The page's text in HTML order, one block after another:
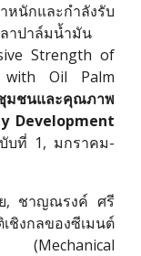
นักและกำลังรับ
าปาล์มน้ำมัน
Strength of
with Oil Palm
มชนและคุณภาพ
Development
บที่ 1, มกราคม-
, ชาญณรงค์ ศรี
ชิงกลของซีเมนต์
(Mechanical